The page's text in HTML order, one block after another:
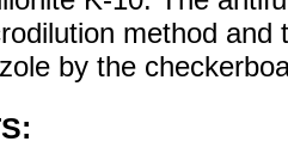
method
by the